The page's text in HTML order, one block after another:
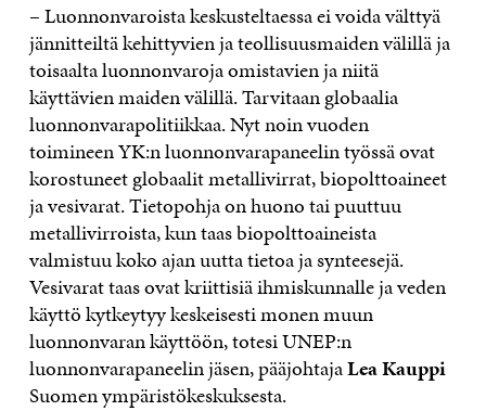
– Luonnonvaroista keskusteltaessa ei voida välttyä
jännitteiltä kehittyvien ja teollisuusmaiden välillä ja
toisaalta luonnonvaroja omistavien ja niitä
käyttävien maiden välillä. Tarvitaan globaalia
luonnonvarapolitiikkaa. Nyt noin vuoden
toimineen YK:n luonnonvarapaneelin työssä ovat
korostuneet globaalit metallivirrat, biopolttoaineet
ja vesivarat. Tietopohja on huono tai puuttuu
metallivirroista, kun taas biopolttoaineista
valmistuu koko ajan uutta tietoa ja synteesejä.
Vesivarat taas ovat kriittisiä ihmiskunnalle ja veden
käyttö kytkeytyy keskeisesti monen muun
luonnonvaran käyttöön, totesi UNEP:n
luonnonvarapaneelin jäsen, pääjohtajaLea Kauppi
Suomen ympäristökeskuksesta.